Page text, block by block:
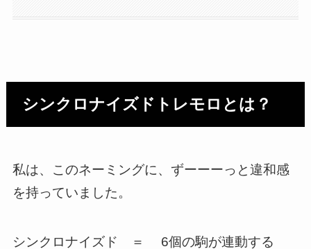
シンクロナイズドトレモロとは？
私は、このネーミングに、ずーーーっと違和感
を持っていました。
シンクロナイズド ＝ 6個の駒が連動する